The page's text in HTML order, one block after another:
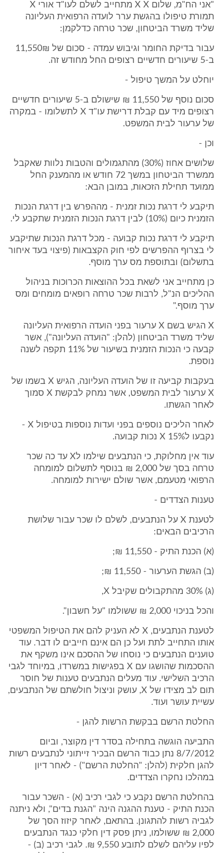
"אני הח"מ, שלום X X מתחייב לשלם לעו"ד אורי X
תמורת טיפולו בהגשת ערר לועדה הרפואית העליונה
שליד משרד הביטחון, שכר טרחה כדלקמן:
עבור בדיקת החומר וגיבוש עמדה - סכום של 11,550₪
ב-5 שיעורים חדשיים רצופים החל מחודש זה.
יוחלט על המשך טיפול -
סכום נוסף של 11,550 ₪ שישולם ב-5 שיעורים חדשיים
רצופים מיד עם קבלת דרישת עו"ד X לתשלומו - במקרה
של ערעור לבית המשפט.
וכן -
שלושים אחוז (30%) מהתגמולים והטבות נלוות שאקבל
ממשרד הביטחון במשך 72 חודש או מהמענק החל
ממועד תחילת הזכאות, במובן הבא:
תיקבע לי דרגת נכות זמנית - מההפרש בין דרגת הנכות
הזמנית כיום (10%) לבין דרגת הנכות הזמנית שתקבע לי.
תיקבע לי דרגת נכות קבועה - מכל דרגת הנכות שתיקבע
לי בצרוף ההפרשים לפי חוק הקצבאות (פיצוי בעד איחור
בתשלום) ובתוספת מס ערך מוסף.
כן מתחייב אני לשאת בכל ההוצאות הכרוכות בניהול
ההליכים הנ"ל, לרבות שכר טרחה רופאים מומחים ומס
ערך מוסף."
X הגיש בשם X ערעור בפני הועדה הרפואית העליונה
שליד משרד הביטחון (להלן: "הועדה העליונה"), אשר
קבעה כי הנכות הזמנית בשיעור של 11% תקפה לשנה
נוספת.
בעקבות קביעה זו של הועדה העליונה, הגיש X בשמו של
X ערעור לבית המשפט, אשר נמחק לבקשת X סמוך
לאחר הגשתו.
לאחר הליכים נוספים בפני ועדות נוספות בטיפול X -
נקבעו לX 15% נכות קבועה.
עוד אין מחלוקת, כי הנתבעים שילמו לX עד כה שכר
טרחה בסך של 2,000 ₪ בנוסף לתשלום למומחה
הרפואי מטעמם, אשר שולם ישירות למומחה.
טענות הצדדים -
לטענת X על הנתבעים, לשלם לו שכר עבור שלושת
הרכיבים הבאים:
(א) הכנת התיק - 11,550 ₪;
(ב) הגשת הערעור - 11,550 ₪;
(ג) 30% מהתקבולים שקיבל X,
והכל בניכוי 2,000 ₪ ששולמו "על חשבון".
לטענת הנתבעים, X לא העניק להם את הטיפול המשפטי
אותו התחייב לתת ועל כן הם אינם חייבים לו דבר. עוד
טוענים הנתבעים כי נוסחו של ההסכם אינו משקף את
ההסכמות שהושגו עם X בפגישות במשרדו, במיוחד לגבי
הרכיב השלישי. עוד מעלים הנתבעים טענות של חוסר
תום לב מצידו של X, עושק וניצול חולשתם של הנתבעים,
עשיית עושר ועוד.
החלטת הרשם בבקשת הרשות להגן -
התביעה הוגשה בתחילה בסדר דין מקוצר, וביום
8/7/2012 נתן כבוד הרשם הבכיר זייתוני לנתבעים רשות
להגן חלקית (להלן: "החלטת הרשם") - לאחר דיון
במהלכו נחקרו הצדדים.
בהחלטת הרשם נקבע כי לגבי רכיב (א) - השכר עבור
הכנת התיק - טענת ההגנה הינה "הגנת בדים", ולא ניתנה
לגביה רשות להתגונן. בהתאם, לאחר קיזוז הסך של
2,000 ₪ ששולמו, ניתן פסק דין חלקי כנגד הנתבעים
לפיו עליהם לשלם לתובע 9,550 ₪. לגבי רכיב (ב) -